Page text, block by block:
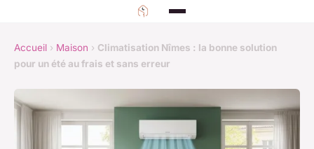
Accueil › Maison › Climatisation Nîmes : la bonne solution
pour un été au frais et sans erreur